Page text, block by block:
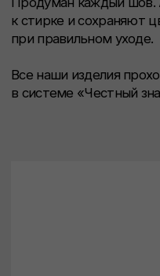
Прежде чем попасть к вам,
на корте. Мы проверяем посадку,
и комфорт в движении. Только то,